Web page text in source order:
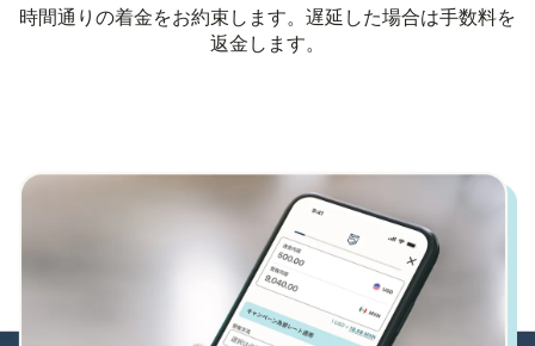
時間通りの着金をお約束します。遅延した場合は手数料を
返金します。